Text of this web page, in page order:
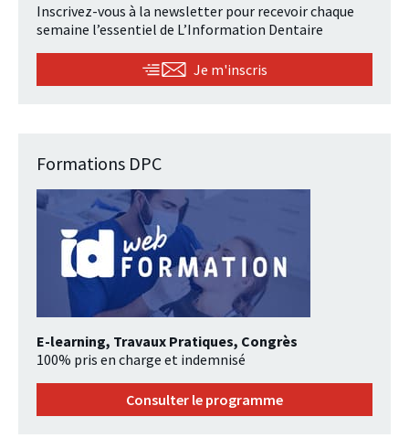
Inscrivez-vous à la newsletter pour recevoir chaque
semaine l’essentiel de L’Information Dentaire
Je m'inscris
Formations DPC
E-learning, Travaux Pratiques, Congrès
100% pris en charge et indemnisé
Consulter le programme